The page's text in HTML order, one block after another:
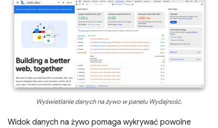
Wyświetlanie danych na żywo w panelu Wydajność.
Widok danych na żywo pomaga wykrywać powolne